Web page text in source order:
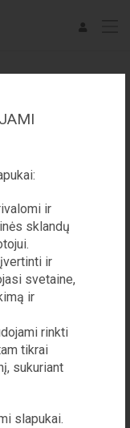
ir
sklandų
ir
svetaine,
ir
rinkti
tikrai
sukuriant
slapukai.